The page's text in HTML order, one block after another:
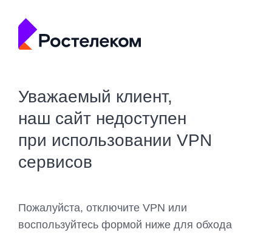
Уважаемый клиент,
наш сайт недоступен
при использовании VPN
сервисов
Пожалуйста, отключите VPN или
воспользуйтесь формой ниже для обхода